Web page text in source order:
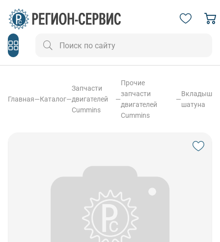
Главная—Каталог—
Запчасти
двигателей
Cummins
—
Прочие
запчасти
двигателей
Cummins
—
Вкладыш
шатуна